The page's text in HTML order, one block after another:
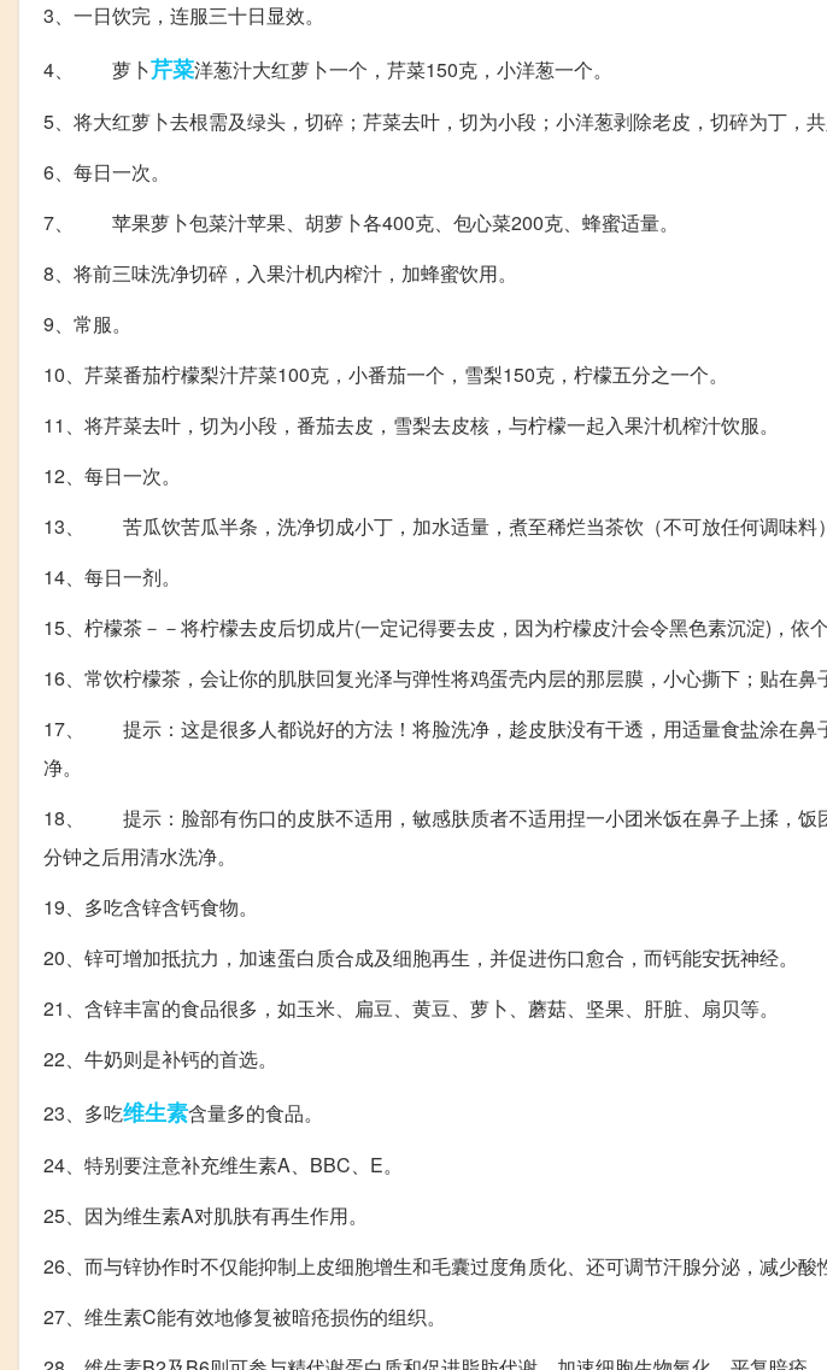
3、一日饮完，连服三十日显效。
4、 萝卜芹菜洋葱汁大红萝卜一个，芹菜150克，小洋葱一个。
5、将大红萝卜去根需及绿头，切碎；芹菜去叶，切为小段；小洋葱剥除老皮，切碎为丁，共
6、每日一次。
7、 苹果萝卜包菜汁苹果、胡萝卜各400克、包心菜200克、蜂蜜适量。
8、将前三味洗净切碎，入果汁机内榨汁，加蜂蜜饮用。
9、常服。
10、芹菜番茄柠檬梨汁芹菜100克，小番茄一个，雪梨150克，柠檬五分之一个。
11、将芹菜去叶，切为小段，番茄去皮，雪梨去皮核，与柠檬一起入果汁机榨汁饮服。
12、每日一次。
13、 苦瓜饮苦瓜半条，洗净切成小丁，加水适量，煮至稀烂当茶饮（不可放任何调味料
14、每日一剂。
15、柠檬茶－－将柠檬去皮后切成片(一定记得要去皮，因为柠檬皮汁会令黑色素沉淀)，依
16、常饮柠檬茶，会让你的肌肤回复光泽与弹性将鸡蛋壳内层的那层膜，小心撕下；贴在鼻
17、 提示：这是很多人都说好的方法！将脸洗净，趁皮肤没有干透，用适量食盐涂在鼻
净。
18、 提示：脸部有伤口的皮肤不适用，敏感肤质者不适用捏一小团米饭在鼻子上揉，饭
分钟之后用清水洗净。
19、多吃含锌含钙食物。
20、锌可增加抵抗力，加速蛋白质合成及细胞再生，并促进伤口愈合，而钙能安抚神经。
21、含锌丰富的食品很多，如玉米、扁豆、黄豆、萝卜、蘑菇、坚果、肝脏、扇贝等。
22、牛奶则是补钙的首选。
23、多吃维生素含量多的食品。
24、特别要注意补充维生素A、BBC、E。
25、因为维生素A对肌肤有再生作用。
26、而与锌协作时不仅能抑制上皮细胞增生和毛囊过度角质化、还可调节汗腺分泌，减少酸
27、维生素C能有效地修复被暗疮损伤的组织。